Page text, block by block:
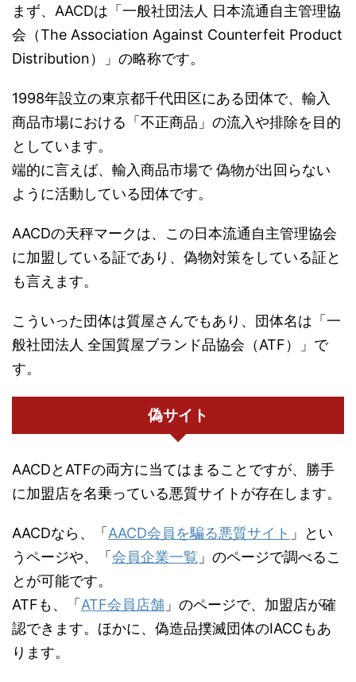
まず、AACDは「一般社団法人 日本流通自主管理協
会（The Association Against Counterfeit Product
Distribution）」の略称です。
1998年設立の東京都千代田区にある団体で、輸入
商品市場における「不正商品」の流入や排除を目的
としています。
端的に言えば、輸入商品市場で 偽物が出回らない
ように活動している団体です。
AACDの天秤マークは、この日本流通自主管理協会
に加盟している証であり、偽物対策をしている証と
も言えます。
こういった団体は質屋さんでもあり、団体名は「一
般社団法人 全国質屋ブランド品協会（ATF）」で
す。
偽サイト
AACDとATFの両方に当てはまることですが、勝手
に加盟店を名乗っている悪質サイトが存在します。
AACDなら、「 AACD会員を騙る悪質サイト 」とい
うページや、「 会員企業一覧 」のページで調べるこ
とが可能です。
ATFも、「 ATF会員店舗 」のページで、加盟店が確
認できます。ほかに、偽造品撲滅団体のIACCもあ
ります。